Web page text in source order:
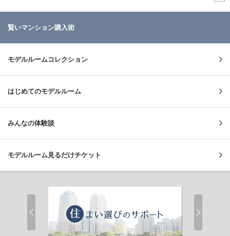
賢いマンション購入術
モデルルームコレクション
はじめてのモデルルーム
みんなの体験談
モデルルーム 見るだけチケット